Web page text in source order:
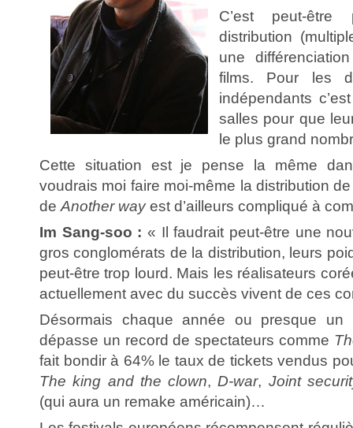
C’est peut-
distribution
une
films. Pour les
indépendants
salles pour que
le plus grand
Cette situation est je pense la même
voudrais moi faire moi-même la distribution
deAnother wayest d’ailleurs compliqué à
Im Sang-soo : « Il faudrait peut-être une
gros conglomérats de la distribution, leurs
peut-être trop lourd. Mais les réalisateurs
actuellement avec du succès vivent de ces
Désormais chaque année ou presque un
dépasse un record de spectateurs comme
fait bondir à 64% le taux de tickets vendus
The king and the clown,D-war, Joint
(qui aura un remake américain)…